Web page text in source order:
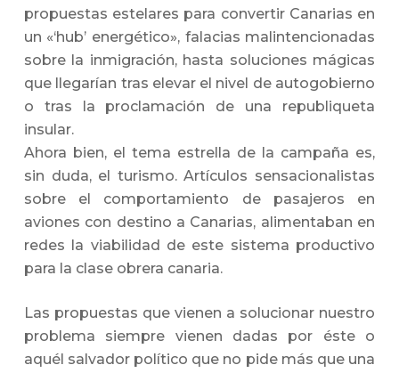
propuestas estelares para convertir Canarias en
un «‘hub’ energético», falacias malintencionadas
sobre la inmigración, hasta soluciones mágicas
que llegarían tras elevar el nivel de autogobierno
o tras la proclamación de una republiqueta
insular.
Ahora bien, el tema estrella de la campaña es,
sin duda, el turismo. Artículos sensacionalistas
sobre el comportamiento de pasajeros en
aviones con destino a Canarias, alimentaban en
redes la viabilidad de este sistema productivo
para la clase obrera canaria.
Las propuestas que vienen a solucionar nuestro
problema siempre vienen dadas por éste o
aquél salvador político que no pide más que una